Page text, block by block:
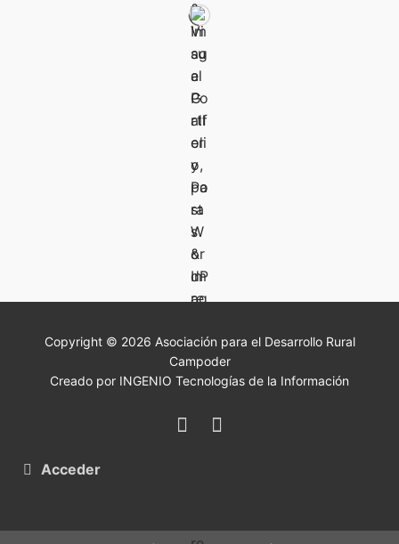
Copyright © 2026 Asociación para el Desarrollo Rural
Campoder
Creado por INGENIO Tecnologías de la Información
Acceder